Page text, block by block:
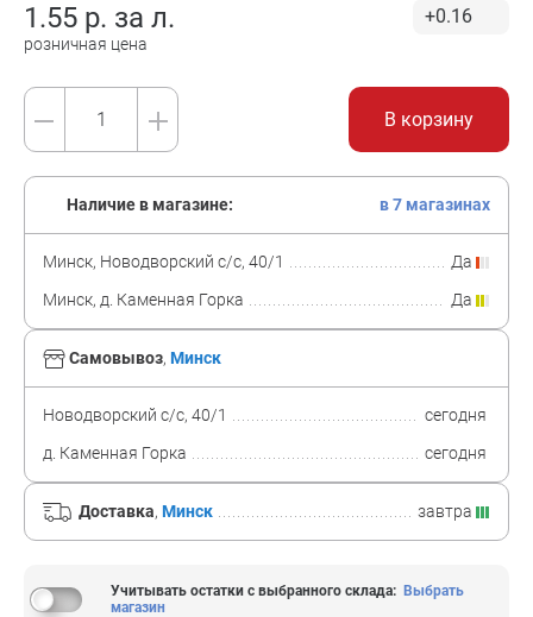
1.55 р. за л.
розничная цена
+0.16
В корзину
Самовывоз, Минск
Новодворский с/с, 40/1
сегодня
д. Каменная Горка
сегодня
Доставка, Минск завтра
Наличие в магазине: в 7 магазинах
Минск, Новодворский с/с, 40/1
Да
Минск, д. Каменная Горка
Да
Учитывать остатки с выбранного склада: Выбрать
магазин